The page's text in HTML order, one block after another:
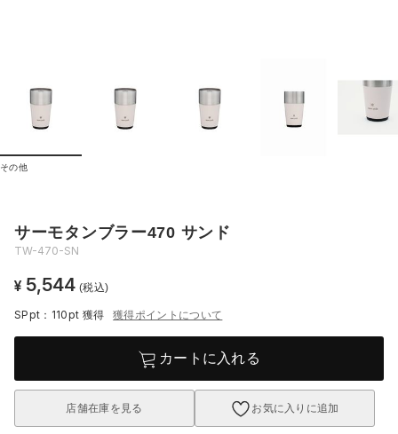
その他
サーモタンブラー470 サンド
TW-470-SN
¥ 5,544 (税込)
SPpt：110pt 獲得 獲得ポイントについて
カートに入れる
店舗在庫を見る お気に入りに追加